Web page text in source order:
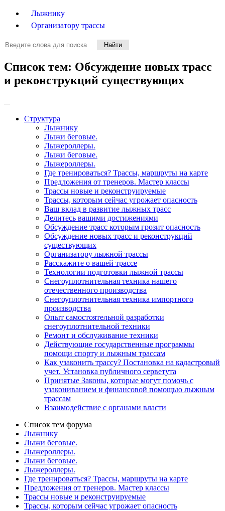
Лыжнику
Организатору трассы
Найти
Список тем: Обсуждение новых трасс
и реконструкций существующих
Структура
Лыжнику
Лыжи беговые.
Лыжероллеры.
Лыжи беговые.
Лыжероллеры.
Где тренироваться? Трассы, маршруты на карте
Предложения от тренеров. Мастер классы
Трассы новые и реконструируемые
Трассы, которым сейчас угрожает опасность
Ваш вклад в развитие лыжных трасс
Делитесь вашими достижениями
Обсуждение трасс которым грозит опасность
Обсуждение новых трасс и реконструкций
существующих
Организатору лыжной трассы
Расскажите о вашей трассе
Технологии подготовки лыжной трассы
Снегоуплотнительная техника нашего
отечественного производства
Снегоуплотнительная техника импортного
производства
Опыт самостоятельной разработки
снегоуплотнительной техники
Ремонт и обслуживание техники
Действующие государственные программы
помощи спорту и лыжным трассам
Как узаконить трассу? Постановка на кадастровый
учет. Установка публичного серветута
Принятые Законы, которые могут помочь с
узакониванием и финансовой помощью лыжным
трассам
Взаимодействие с органами власти
Список тем форума
Лыжнику
Лыжи беговые.
Лыжероллеры.
Лыжи беговые.
Лыжероллеры.
Где тренироваться? Трассы, маршруты на карте
Предложения от тренеров. Мастер классы
Трассы новые и реконструируемые
Трассы, которым сейчас угрожает опасность